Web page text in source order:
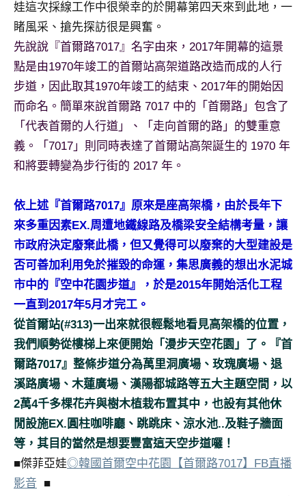
目
主
持、
吳
哥
泰
國
旅
遊
者、
各
發
表
會
及
動
主
持、
校
企
業
講
座、
落
娃這次採線工作中很榮幸的於開幕第四天來到此地，一
睹風采、搶先探訪很是興奮。
先說說『首爾路7017』名字由來，2017年開幕的這景
點是由1970年竣工的首爾站高架道路改造而成的人行
步道，因此取其1970年竣工的結束、2017年的開始因
而命名。簡單來說首爾路 7017 中的「首爾路」包含了
「代表首爾的人行道」、「走向首爾的路」的雙重意
義。「7017」則同時表達了首爾站高架誕生的 1970 年
和將要轉變為步行街的 2017 年。
依上述『首爾路7017』原來是座高架橋，由於長年下
來多重因素EX.周遭地鐵線路及橋梁安全結構考量，讓
市政府決定廢棄此橋，但又覺得可以廢棄的大型建設是
否可善加利用免於摧毀的命運，集思廣義的想出水泥城
市中的『空中花園步道』，於是2015年開始活化工程
一直到2017年5月才完工。
從首爾站(#313)一出來就很輕鬆地看見高架橋的位置，
我們順勢從樓梯上來便開始「漫步天空花園」了。『首
爾路7017』整條步道分為萬里洞廣場、玫瑰廣場、退
溪路廣場、木蓮廣場、漢陽都城路等五大主題空間，以
2萬4千多棵花卉與樹木植栽布置其中，也設有其他休
閒設施EX.圓柱咖啡廳、跳跳床、涼水池..及鞋子牆面
等，其目的當然是想要豐富這天空步道囉！
■傑菲亞娃◎韓國首爾空中花園【首爾路7017】FB直播
影音 ■